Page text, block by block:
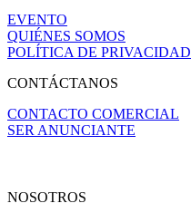
EVENTO
QUIÉNES SOMOS
POLÍTICA DE PRIVACIDAD
CONTÁCTANOS
CONTACTO COMERCIAL
SER ANUNCIANTE
NOSOTROS